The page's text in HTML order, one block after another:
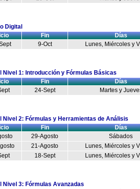
Digital
Fin
Días
9-Oct Lunes, Miércoles y
Nivel 1: Introducción y Fórmulas Básicas
Fin
Días
24-Sept Martes y
Nivel 2: Fórmulas y Herramientas de Análisis
Fin
Días
29-Agosto
Sábados
21-Agosto
Lunes, Miércoles y
18-Sept Lunes, Miércoles y
Nivel 3: Fórmulas Avanzadas